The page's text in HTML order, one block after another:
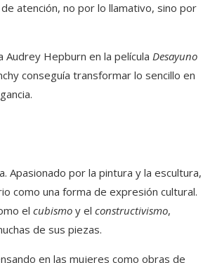
atención, no por lo llamativo, sino por
Hepburn en la película Desayuno
conseguía transformar lo sencillo en
Apasionado por la pintura y la escultura,
como una forma de expresión cultural.
el cubismo y el constructivismo,
de sus piezas.
en las mujeres como obras de